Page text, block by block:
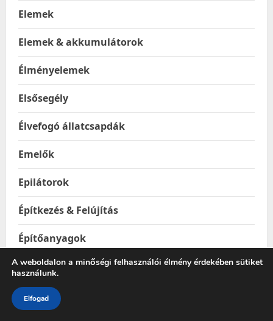
Elemek
Elemek & akkumulátorok
Élményelemek
Elsősegély
Élvefogó állatcsapdák
Emelők
Epilátorok
Építkezés & Felújítás
Építőanyagok
Ereszhálók
Esővízgyűjtő tartályok
A weboldalon a minőségi felhasználói élmény érdekében sütiket
használunk.
Elfogad